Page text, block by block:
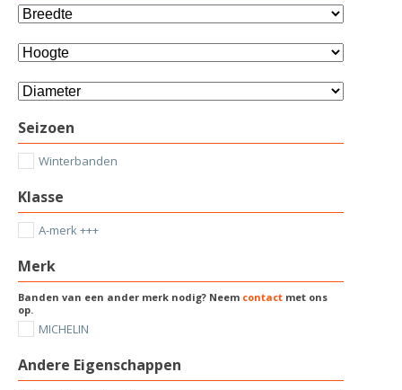
Seizoen
Winterbanden
Klasse
A-merk +++
Merk
Banden van een ander merk nodig? Neem contact met ons
op.
MICHELIN
Andere Eigenschappen